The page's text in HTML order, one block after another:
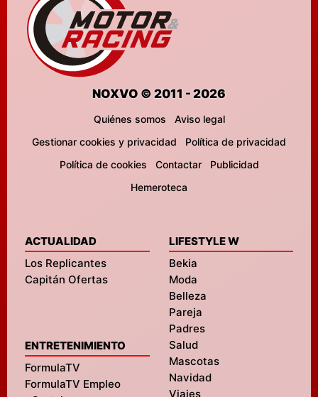
NOXVO © 2011 - 2026
Quiénes somos
Aviso legal
Gestionar cookies y privacidad
Política de privacidad
Política de cookies
Contactar
Publicidad
Hemeroteca
ACTUALIDAD
Los Replicantes
Capitán Ofertas
ENTRETENIMIENTO
FormulaTV
FormulaTV Empleo
LIFESTYLE W
Bekia
Moda
Belleza
Pareja
Padres
Salud
Mascotas
Navidad
Viajes